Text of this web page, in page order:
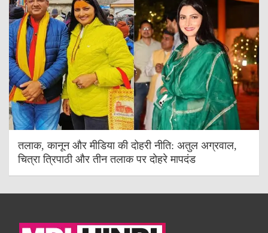
तलाक, कानून और मीडिया की दोहरी नीति: अतुल अग्रवाल,
चित्रा त्रिपाठी और तीन तलाक पर दोहरे मापदंड